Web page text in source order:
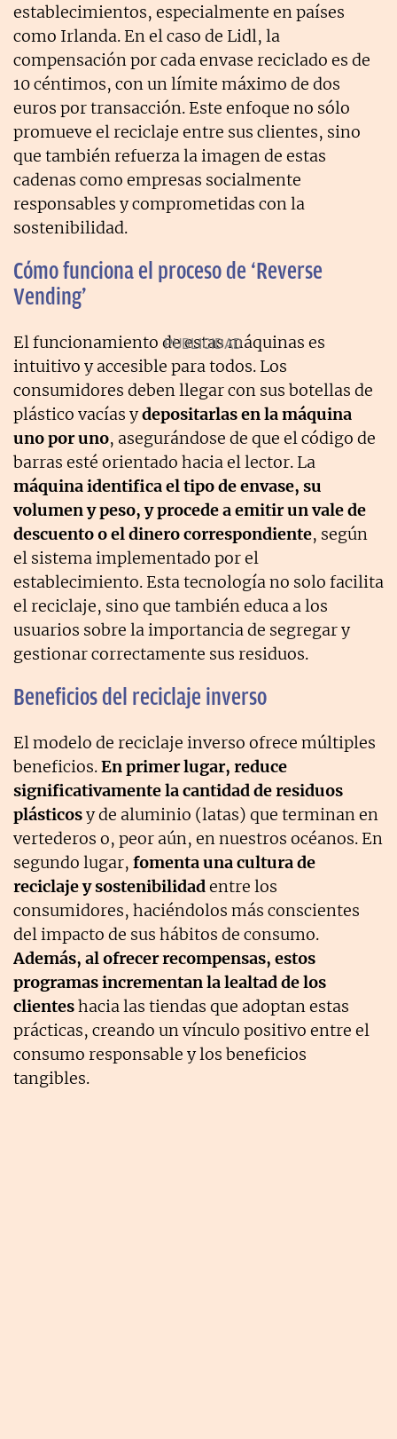
establecimientos, especialmente en países
como Irlanda. En el caso de Lidl, la
compensación por cada envase reciclado es de
10 céntimos, con un límite máximo de dos
euros por transacción. Este enfoque no sólo
promueve el reciclaje entre sus clientes, sino
que también refuerza la imagen de estas
cadenas como empresas socialmente
responsables y comprometidas con la
sostenibilidad.
Cómo funciona el proceso de ‘Reverse
Vending’
El funcionamiento de estas máquinas es
intuitivo y accesible para todos. Los
consumidores deben llegar con sus botellas de
plástico vacías ydepositarlas en la máquina
uno por uno, asegurándose de que el código de
barras esté orientado hacia el lector. La
máquina identifica el tipo de envase, su
volumen y peso, y procede a emitir un vale de
descuento o el dinero correspondiente, según
el sistema implementado por el
establecimiento. Esta tecnología no solo facilita
el reciclaje, sino que también educa a los
usuarios sobre la importancia de segregar y
gestionar correctamente sus residuos.
Beneficios del reciclaje inverso
El modelo de reciclaje inverso ofrece múltiples
beneficios.En primer lugar, reduce
significativamente la cantidad de residuos
plásticosy de aluminio (latas) que terminan en
vertederos o, peor aún, en nuestros océanos. En
segundo lugar, fomenta una cultura de
reciclaje y sostenibilidadentre los
consumidores, haciéndolos más conscientes
del impacto de sus hábitos de consumo.
Además, al ofrecer recompensas, estos
programas incrementan la lealtad de los
clienteshacia las tiendas que adoptan estas
prácticas, creando un vínculo positivo entre el
consumo responsable y los beneficios
tangibles.